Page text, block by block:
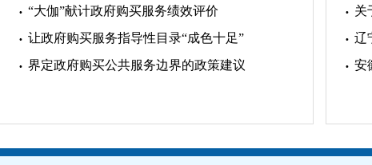
“大伽”献计政府购买服务绩效评价
让政府购买服务指导性目录“成色十足”
界定政府购买公共服务边界的政策建议